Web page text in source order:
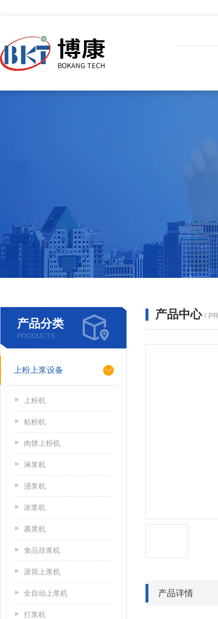
产品分类
PRODUCTS
上粉上浆设备
上粉机
粘粉机
肉饼上粉机
淋浆机
浸浆机
浓浆机
裹浆机
食品挂浆机
滚筒上浆机
全自动上浆机
打浆机
产品中心 /
产品详情